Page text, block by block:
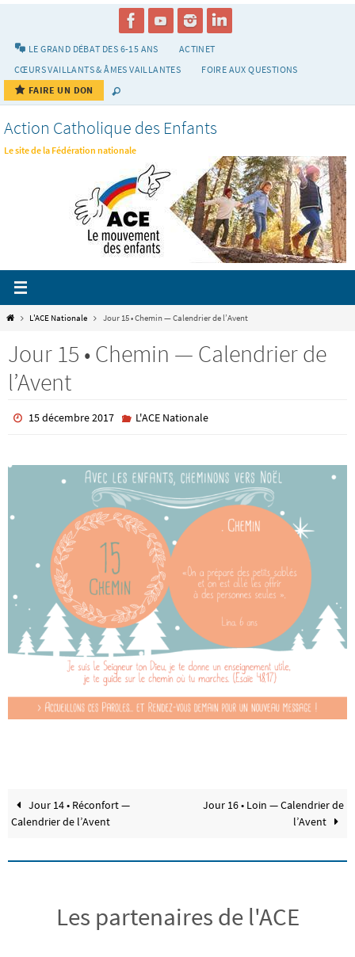
LE GRAND DÉBAT DES 6-15 ANS
ACTINET
CŒURS VAILLANTS & ÂMES VAILLANTES
FOIRE AUX QUESTIONS
FAIRE UN DON
Action Catholique des Enfants
Le site de la Fédération nationale
HomeL'ACE Nationale Jour 15 • Chemin — Calendrier de l’Avent
Jour 15 • Chemin — Calendrier de
l’Avent
15 décembre 2017 L'ACE Nationale
Jour 14 • Réconfort —
Calendrier de l’Avent
Jour 16 • Loin — Calendrier de
l’Avent
Les partenaires de l'ACE